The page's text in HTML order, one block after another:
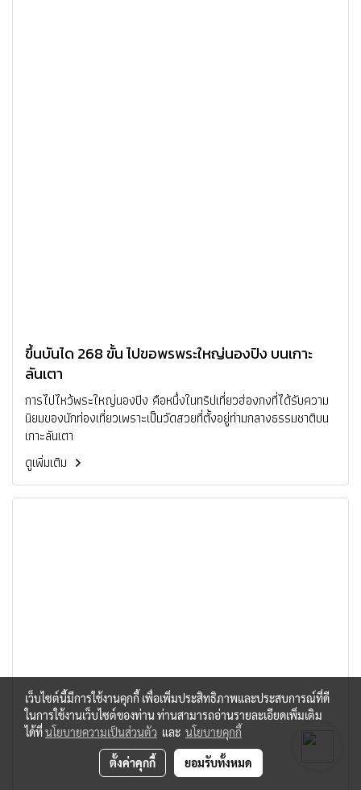
ขึ้นบันได 268 ขั้น ไปขอพรพระใหญ่นองปิง บนเกาะ
ลันเตา
การไปไหว้พระใหญ่นองปิง คือหนึ่งในทริปเที่ยวฮ่องกงที่ได้รับความ
นิยมของนักท่องเที่ยวเพราะเป็นวัดสวยที่ตั้งอยู่ท่ามกลางธรรมชาติบน
เกาะลันเตา
ดูเพิ่มเติม
เว็บไซต์นี้มีการใช้งานคุกกี้ เพื่อเพิ่มประสิทธิภาพและประสบการณ์ที่ดี
ในการใช้งานเว็บไซต์ของท่าน ท่านสามารถอ่านรายละเอียดเพิ่มเติม
ได้ที่นโยบายความเป็นส่วนตัว และ นโยบายคุกกี้
ตั้งค่าคุกกี้ ยอมรับทั้งหมด